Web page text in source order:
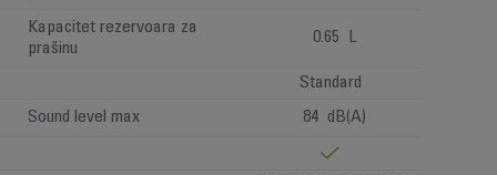
Kapacitet rezervoara za
prašinu
0.65 L
Standard
Sound level max
84 dB(A)